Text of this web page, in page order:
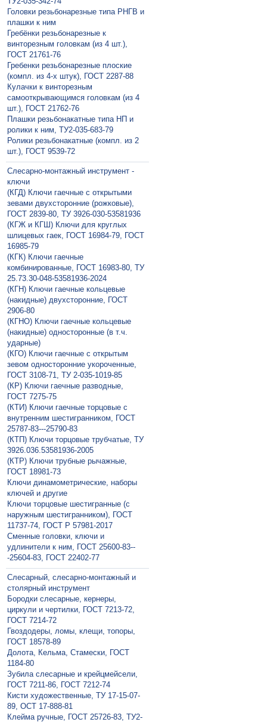
Головки резьбонарезные типа РНГВ и
плашки к ним
Гребёнки резьбонарезные к
винторезным головкам (из 4 шт.),
ГОСТ 21761-76
Гребенки резьбонарезные плоские
(компл. из 4-х штук), ГОСТ 2287-88
Кулачки к винторезным
самооткрывающимся головкам (из 4
шт.), ГОСТ 21762-76
Плашки резьбонакатные типа НП и
ролики к ним, ТУ2-035-683-79
Ролики резьбонакатные (компл. из 2
шт.), ГОСТ 9539-72
Слесарно-монтажный инструмент -
ключи
(КГД) Ключи гаечные с открытыми
зевами двухсторонние (рожковые),
ГОСТ 2839-80, ТУ 3926-030-53581936
(КГЖ и КГШ) Ключи для круглых
шлицевых гаек, ГОСТ 16984-79, ГОСТ
16985-79
(КГК) Ключи гаечные
комбинированные, ГОСТ 16983-80, ТУ
25.73.30-048-53581936-2024
(КГН) Ключи гаечные кольцевые
(накидные) двухсторонние, ГОСТ
2906-80
(КГНО) Ключи гаечные кольцевые
(накидные) односторонные (в т.ч.
ударные)
(КГО) Ключи гаечные с открытым
зевом односторонние укороченные,
ГОСТ 3108-71, ТУ 2-035-1019-85
(КР) Ключи гаечные разводные,
ГОСТ 7275-75
(КТИ) Ключи гаечные торцовые с
внутренним шестигранником, ГОСТ
25787-83---25790-83
(КТП) Ключи торцовые трубчатые, ТУ
3926.036.53581936-2005
(КТР) Ключи трубные рычажные,
ГОСТ 18981-73
Ключи динамометрические, наборы
ключей и другие
Ключи торцовые шестигранные (с
наружным шестигранником), ГОСТ
11737-74, ГОСТ Р 57981-2017
Сменные головки, ключи и
удлинители к ним, ГОСТ 25600-83--
-25604-83, ГОСТ 22402-77
Слесарный, слесарно-монтажный и
столярный инструмент
Бородки слесарные, кернеры,
циркули и чертилки, ГОСТ 7213-72,
ГОСТ 7214-72
Гвоздодеры, ломы, клещи, топоры,
ГОСТ 18578-89
Долота, Кельма, Стамески, ГОСТ
1184-80
Зубила слесарные и крейцмейсели,
ГОСТ 7211-86, ГОСТ 7212-74
Кисти художественные, ТУ 17-15-07-
89, ОСТ 17-888-81
Клейма ручные, ГОСТ 25726-83, ТУ2-